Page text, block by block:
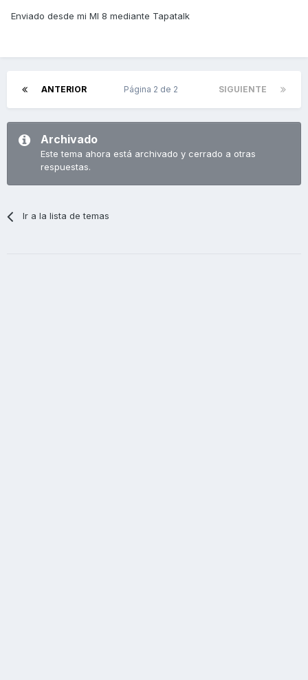
Enviado desde mi MI 8 mediante Tapatalk
ANTERIOR SIGUIENTE
Página 2 de 2
Archivado
Este tema ahora está archivado y cerrado a otras
respuestas.
Ir a la lista de temas